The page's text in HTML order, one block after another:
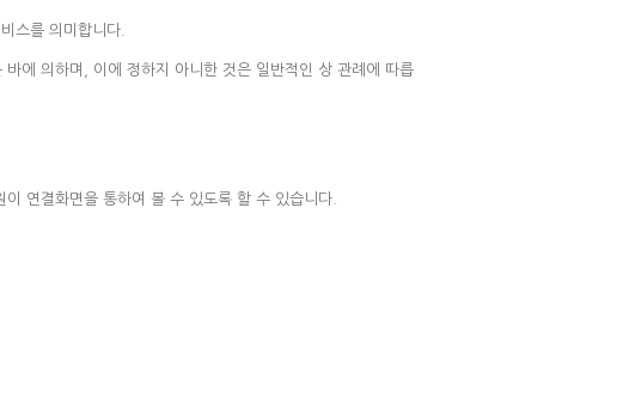
스를 의미합니다.
에 의하며, 이에 정하지 아니한 것은 일반적인 상 관례에 따릅
연결화면을 통하여 볼 수 있도록 할 수 있습니다.